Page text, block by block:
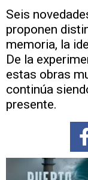
Seis
proponen
memoria, la
De la
estas obras
continúa
presente.